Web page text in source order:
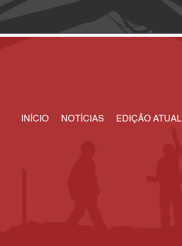
INÍCIO NOTÍCIAS EDIÇÃO ATUAL